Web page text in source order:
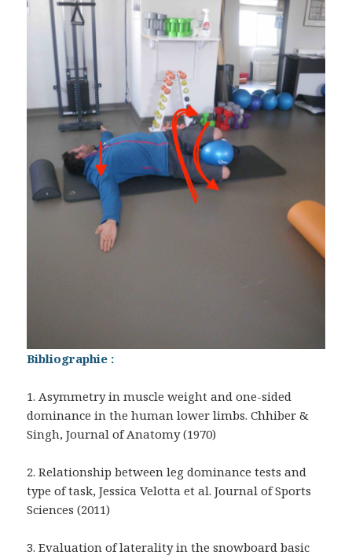
Bibliographie :
1. Asymmetry in muscle weight and one-sided
dominance in the human lower limbs. Chhiber &
Singh, Journal of Anatomy (1970)
2. Relationship between leg dominance tests and
type of task, Jessica Velotta et al. Journal of Sports
Sciences (2011)
3. Evaluation of laterality in the snowboard basic